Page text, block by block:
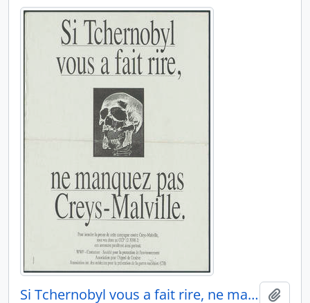
Si Tchernobyl vous a fait rire, ne manquez pas Creys-Malville